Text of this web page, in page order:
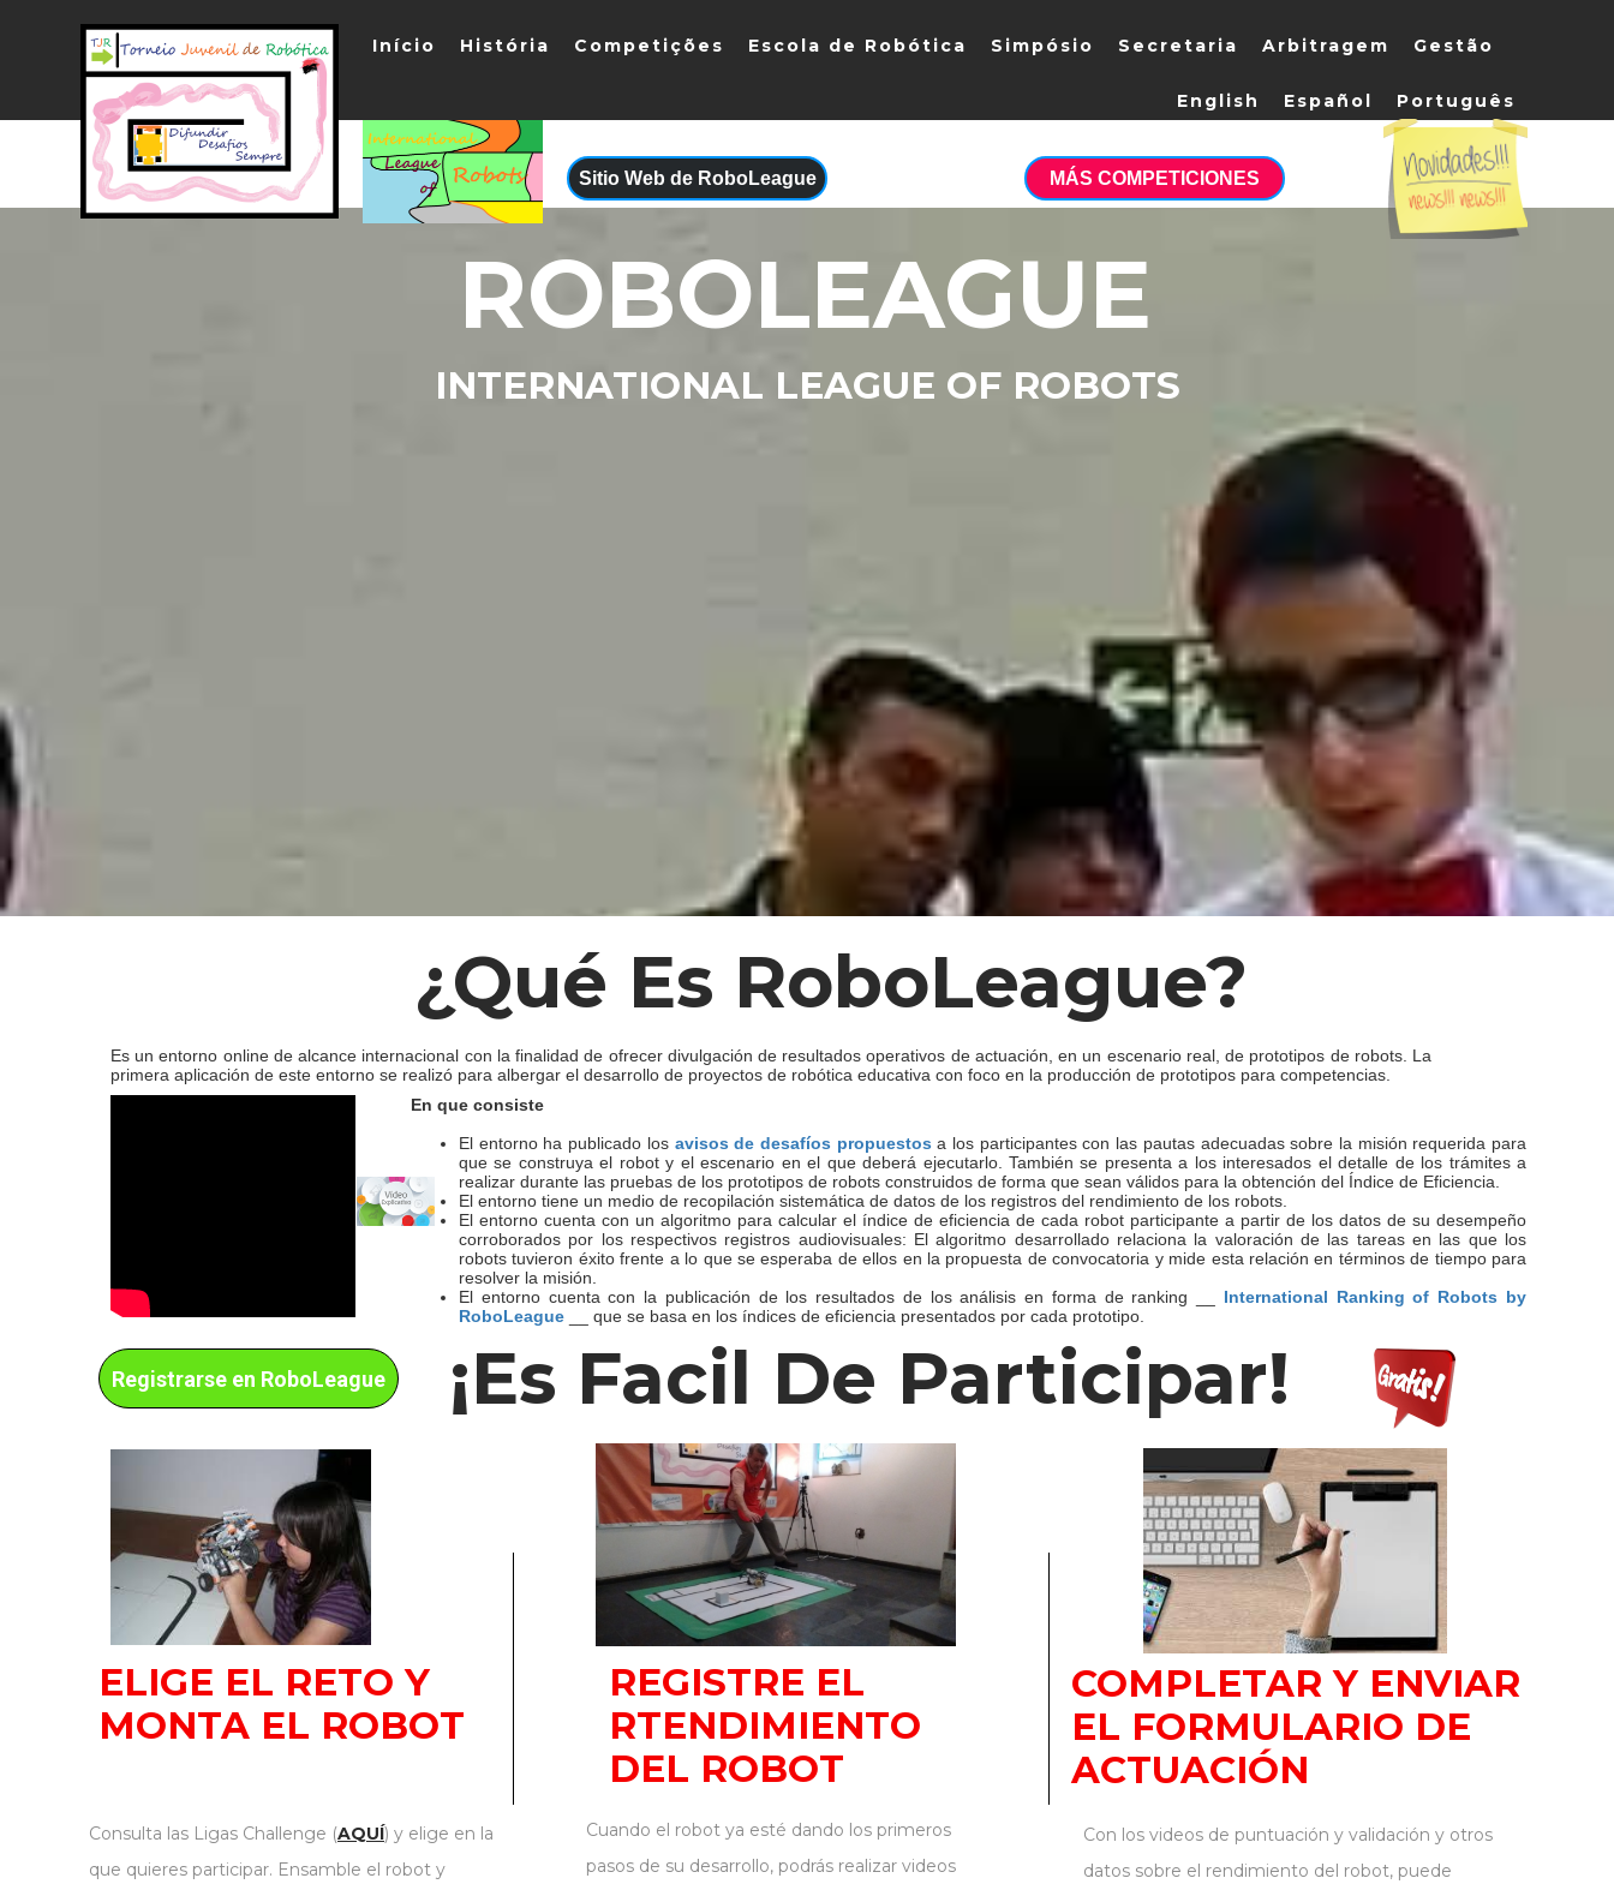
Início História Competições Escola de Robótica Simpósio Secretaria Arbitragem Gestão
Sitio Web de RoboLeague MÁS COMPETICIONES
English Español Português
ROBOLEAGUE
INTERNATIONAL LEAGUE OF ROBOTS
¿qué Es RoboLeague?
Es un entorno online de alcance internacional con la finalidad de ofrecer divulgación de resultados operativos de actuación, en un escenario real, de prototipos de robots. La
primera aplicación de este entorno se realizó para albergar el desarrollo de proyectos de robótica educativa con foco en la producción de prototipos para competencias.
ELIGE EL RETO Y
MONTA EL ROBOT
Consulta las Ligas Challenge (AQUÍ) y elige en la
que quieres participar. Ensamble el robot y
REGISTRE EL
RTENDIMIENTO
DEL ROBOT
Cuando el robot ya esté dando los primeros
pasos de su desarrollo, podrás realizar videos
COMPLETAR Y ENVIAR
EL FORMULARIO DE
ACTUACIÓN
Con los videos de puntuación y validación y otros
datos sobre el rendimiento del robot, puede
En que consiste
El entorno ha publicado los avisos de desafíos propuestos a los participantes con las pautas adecuadas sobre la misión requerida para
que se construya el robot y el escenario en el que deberá ejecutarlo. También se presenta a los interesados ​​el detalle de los trámites a
realizar durante las pruebas de los prototipos de robots construidos de forma que sean válidos para la obtención del Índice de Eficiencia.
El entorno tiene un medio de recopilación sistemática de datos de los registros del rendimiento de los robots.
El entorno cuenta con un algoritmo para calcular el índice de eficiencia de cada robot participante a partir de los datos de su desempeño
corroborados por los respectivos registros audiovisuales: El algoritmo desarrollado relaciona la valoración de las tareas en las que los
robots tuvieron éxito frente a lo que se esperaba de ellos en la propuesta de convocatoria y mide esta relación en términos de tiempo para
resolver la misión.
El entorno cuenta con la publicación de los resultados de los análisis en forma de ranking __ International Ranking of Robots by
RoboLeague __ que se basa en los índices de eficiencia presentados por cada prototipo.
¡Es Facil De Participar!
Registrarse en RoboLeague